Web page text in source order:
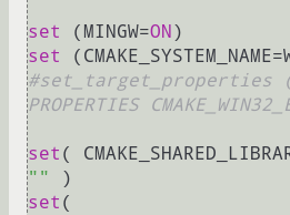
set (MINGW=ON
set
#set_target_properties
PROPERTIES
set
""
set (